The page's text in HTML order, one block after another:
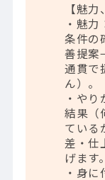
【魅
・魅
条件
善提案
通貫で
ん）。
・や
結果（
ている
差・仕
げます。
・身に